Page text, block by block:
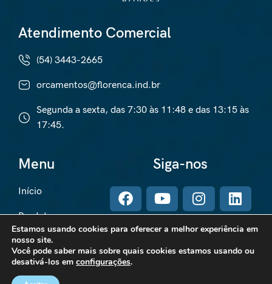
Atendimento Comercial
(54) 3443-2665
orcamentos@florenca.ind.br
Segunda a sexta, das 7:30 às 11:48 e das 13:15 às
17:45.
Menu
Início
Produtos
Contato
Sobre
Siga-nos
Estamos usando cookies para oferecer a melhor experiência em
nosso site.
Você pode saber mais sobre quais cookies estamos usando ou
desativá-los em configurações.